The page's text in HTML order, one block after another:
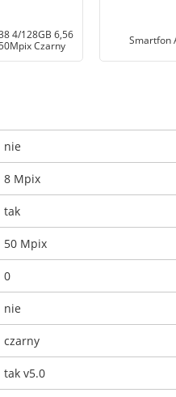
4/128GB 6,56
Czarny
Smartfon
nie
8 Mpix
tak
50 Mpix
0
nie
czarny
tak v5.0